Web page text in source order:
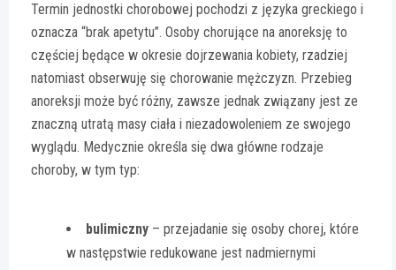
Termin jednostki chorobowej pochodzi z języka greckiego i
oznacza “brak apetytu”. Osoby chorujące na anoreksję to
częściej będące w okresie dojrzewania kobiety, rzadziej
natomiast obserwuję się chorowanie mężczyzn. Przebieg
anoreksji może być różny, zawsze jednak związany jest ze
znaczną utratą masy ciała i niezadowoleniem ze swojego
wyglądu. Medycznie określa się dwa główne rodzaje
choroby, w tym typ:
bulimiczny – przejadanie się osoby chorej, które
w następstwie redukowane jest nadmiernymi